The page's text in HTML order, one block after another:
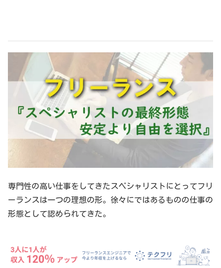
専門性の高い仕事をしてきたスペシャリストにとってフリ
ーランスは一つの理想の形。徐々にではあるものの仕事の
形態として認められてきた。